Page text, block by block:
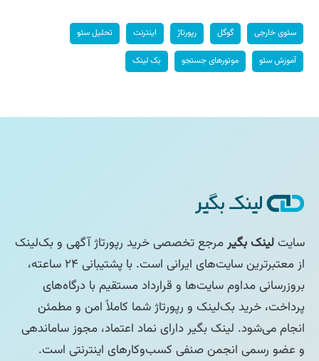
سئوی خارجی گوگل رپورتاژ اینترنت تحلیل سئو
آموزش سئو موتورهای جستجو بک لینک
سایتلینک بگیرمرجع تخصصی خرید رپورتاژ آگهی و بک‌لینک
از معتبرترین سایت‌های ایرانی است. با پشتیبانی ۲۴ ساعته،
بروزرسانی مداوم سایت‌ها و قرارداد مستقیم با درگاه‌های
پرداخت، خرید بک‌لینک و رپورتاژ شما کاملاً امن و مطمئن
انجام می‌شود. لینک بگیر دارای نماد اعتماد، مجوز ساماندهی
و عضو رسمی انجمن صنفی کسب‌وکارهای اینترنتی است.